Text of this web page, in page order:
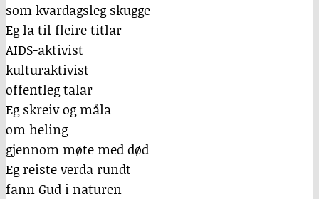
som kvardagsleg skugge
Eg la til fleire titlar
AIDS-aktivist
kulturaktivist
offentleg talar
Eg skreiv og måla
om heling
gjennom møte med død
Eg reiste verda rundt
fann Gud i naturen